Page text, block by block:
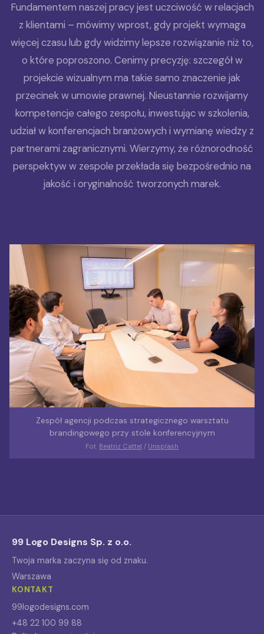
Fundamentem naszej pracy jest uczciwość w relacjach
z klientami – mówimy wprost, gdy projekt wymaga
więcej czasu lub gdy widzimy lepsze rozwiązanie niż to,
o które poproszono. Cenimy precyzję: szczegół w
projekcie wizualnym ma takie samo znaczenie jak
przecinek w umowie prawnej. Nieustannie rozwijamy
kompetencje całego zespołu, inwestując w szkolenia,
udział w konferencjach branżowych i wymianę wiedzy z
partnerami zagranicznymi. Wierzymy, że różnorodność
perspektyw w zespole przekłada się bezpośrednio na
jakość i oryginalność tworzonych marek.
Zespół agencji podczas strategicznego warsztatu
brandingowego przy stole konferencyjnym
Fot. Beatriz Cattel / Unsplash
99 Logo Designs Sp. z o.o.
Twoja marka zaczyna się od znaku.
Warszawa
KONTAKT
99logodesigns.com
+48 22 100 99 88